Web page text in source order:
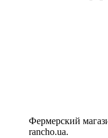
Фермерский
rancho.ua.